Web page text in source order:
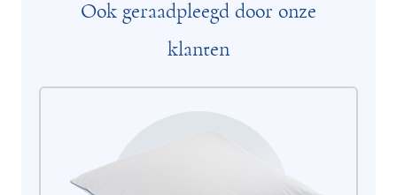
Ook geraadpleegd door onze
klanten